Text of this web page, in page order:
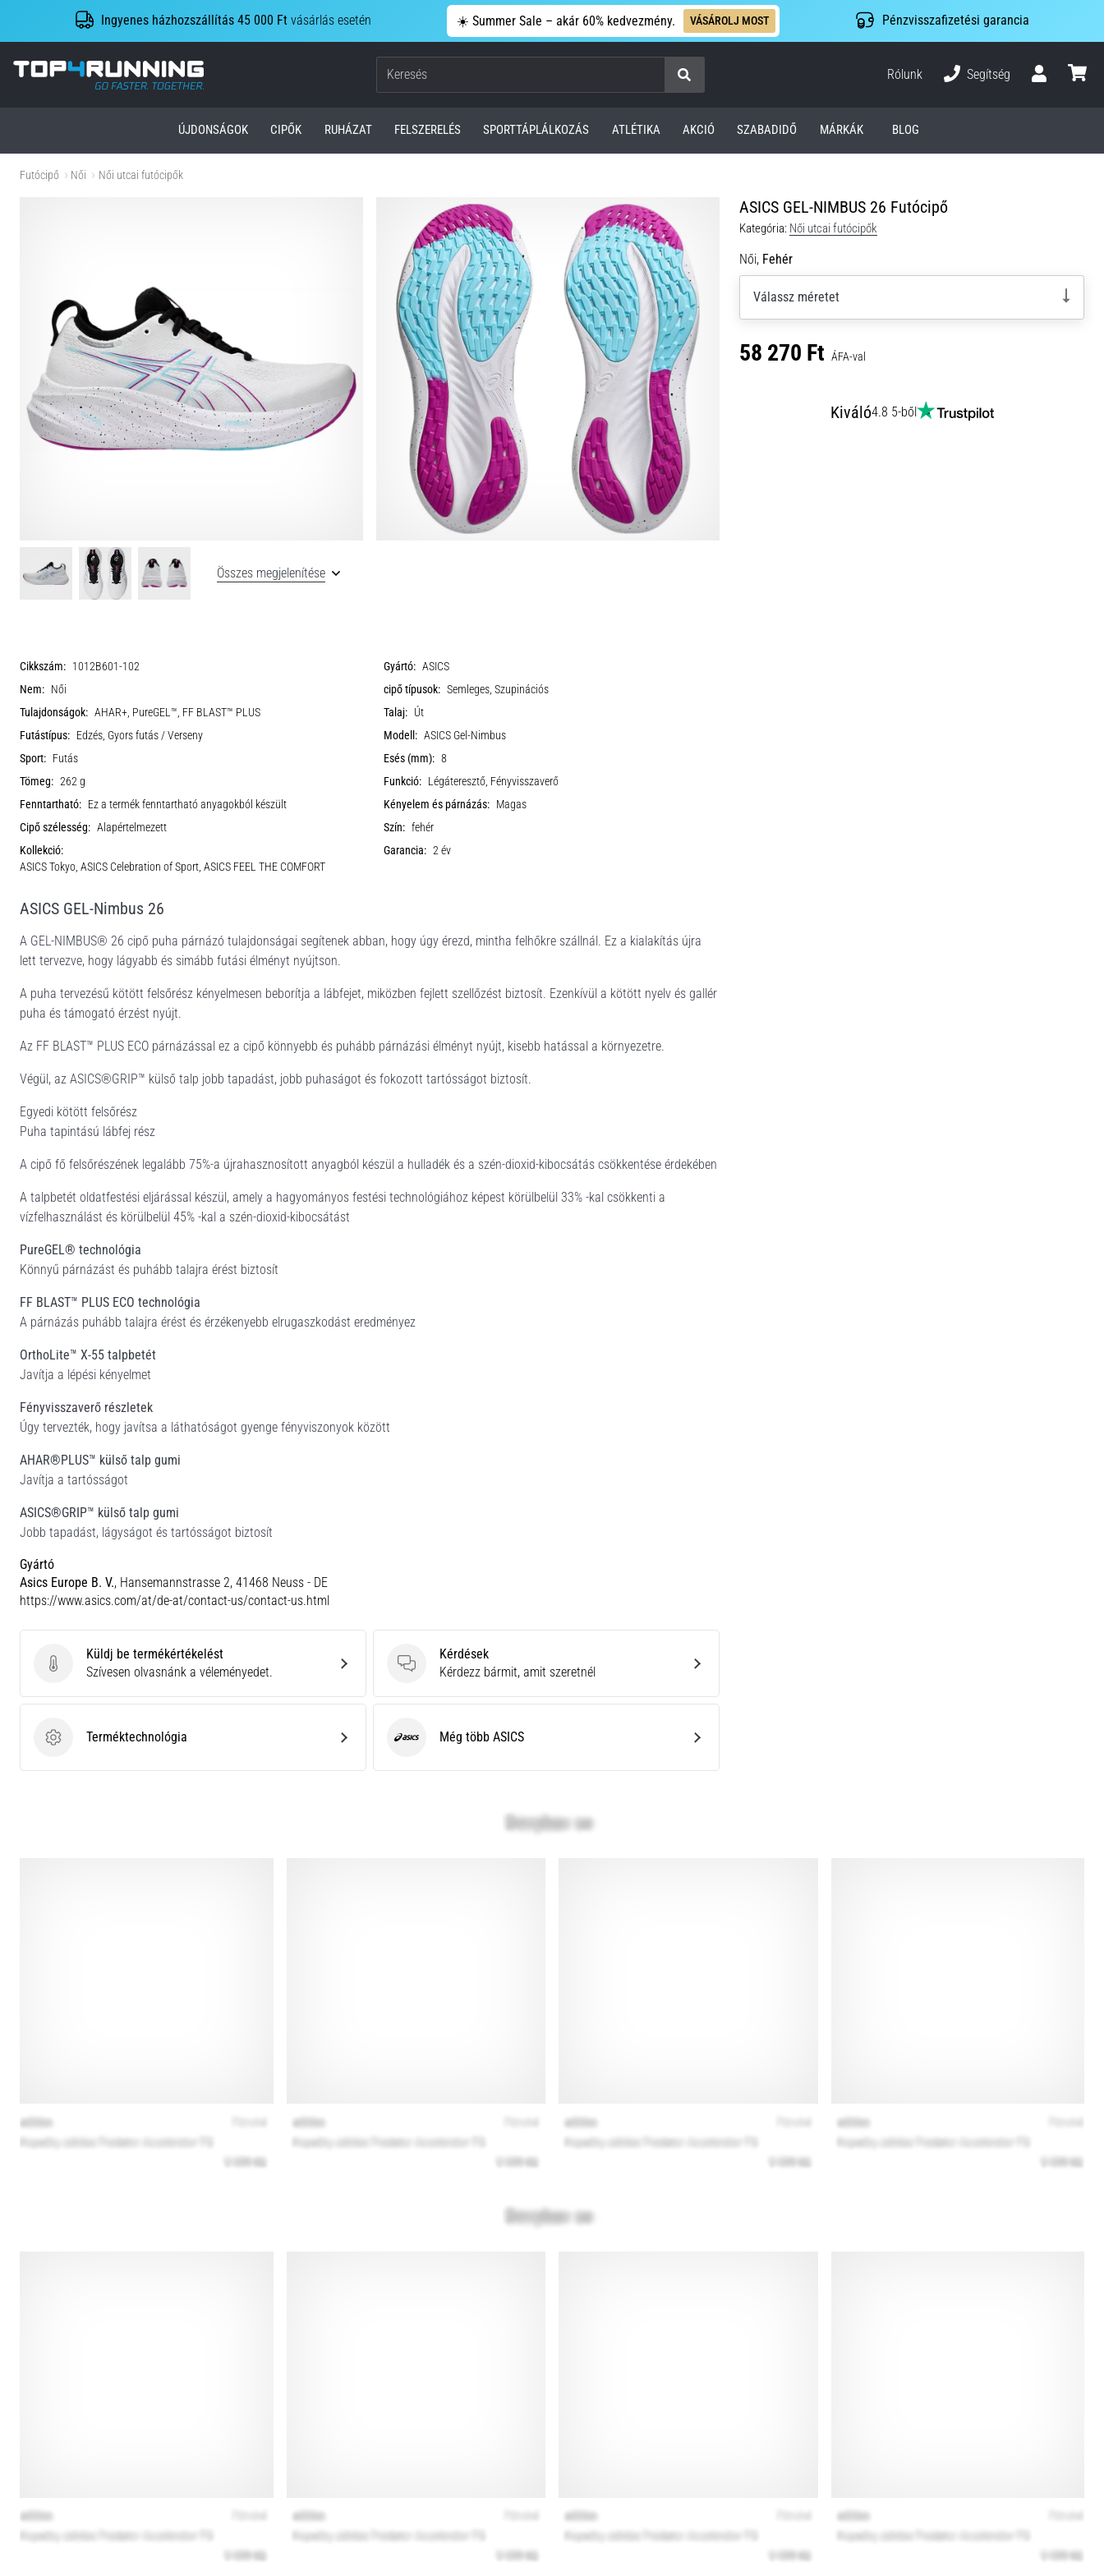
Ingyenes házhozszállítás 45 000 Ft vásárlás esetén ☀️ Summer Sale – akár 60% kedvezmény. VÁSÁROLJ MOST Pénzvisszafizetési garancia
Top4Running.hu
Keresés
Rólunk
Segítség
ÚJDONSÁGOK CIPŐK RUHÁZAT FELSZERELÉS SPORTTÁPLÁLKOZÁS ATLÉTIKA AKCIÓ SZABADIDŐ MÁRKÁK BLOG
Futócipő Női Női utcai futócipők
ASICS GEL-NIMBUS 26 Futócipő
Kategória: Női utcai futócipők
Női, Fehér
Válassz méretet
58 270 Ft ÁFA-val
Kiváló4.8 5-ből
Összes megjelenítése
Cikkszám: 1012B601-102 Gyártó: ASICS
Nem: Női cipő típusok: Semleges, Szupinációs
Tulajdonságok: AHAR+, PureGEL™, FF BLAST™ PLUS Talaj: Út
Futástípus: Edzés, Gyors futás / Verseny Modell: ASICS Gel-Nimbus
Sport: Futás Esés (mm): 8
Tömeg: 262 g Funkció: Légáteresztő, Fényvisszaverő
Fenntartható: Ez a termék fenntartható anyagokból készült Kényelem és párnázás: Magas
Cipő szélesség: Alapértelmezett Szín: fehér
Kollekció:
ASICS Tokyo, ASICS Celebration of Sport, ASICS FEEL THE COMFORT
Garancia: 2 év
ASICS GEL-Nimbus 26
A GEL-NIMBUS® 26 cipő puha párnázó tulajdonságai segítenek abban, hogy úgy érezd, mintha felhőkre szállnál. Ez a kialakítás újra
lett tervezve, hogy lágyabb és simább futási élményt nyújtson.
A puha tervezésű kötött felsőrész kényelmesen beborítja a lábfejet, miközben fejlett szellőzést biztosít. Ezenkívül a kötött nyelv és gallér
puha és támogató érzést nyújt.
Az FF BLAST™ PLUS ECO párnázással ez a cipő könnyebb és puhább párnázási élményt nyújt, kisebb hatással a környezetre.
Végül, az ASICS®GRIP™ külső talp jobb tapadást, jobb puhaságot és fokozott tartósságot biztosít.
Egyedi kötött felsőrész
Puha tapintású lábfej rész
A cipő fő felsőrészének legalább 75%-a újrahasznosított anyagból készül a hulladék és a szén-dioxid-kibocsátás csökkentése érdekében
A talpbetét oldatfestési eljárással készül, amely a hagyományos festési technológiához képest körülbelül 33% -kal csökkenti a
vízfelhasználást és körülbelül 45% -kal a szén-dioxid-kibocsátást
PureGEL® technológia
Könnyű párnázást és puhább talajra érést biztosít
FF BLAST™ PLUS ECO technológia
A párnázás puhább talajra érést és érzékenyebb elrugaszkodást eredményez
OrthoLite™ X-55 talpbetét
Javítja a lépési kényelmet
Fényvisszaverő részletek
Úgy tervezték, hogy javítsa a láthatóságot gyenge fényviszonyok között
AHAR®PLUS™ külső talp gumi
Javítja a tartósságot
ASICS®GRIP™ külső talp gumi
Jobb tapadást, lágyságot és tartósságot biztosít
Gyártó
Asics Europe B. V., Hansemannstrasse 2, 41468 Neuss - DE
https://www.asics.com/at/de-at/contact-us/contact-us.html
Küldj be termékértékelést
Küldj be termékértékelést
Szívesen olvasnánk a véleményedet.
Kérdések
Kérdések
Kérdezz bármit, amit szeretnél
Terméktechnológia
Terméktechnológia ASICS Még több ASICS